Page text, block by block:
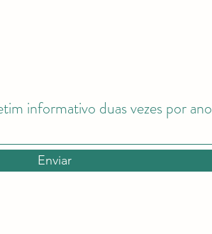
informativo duas vezes por ano
Enviar